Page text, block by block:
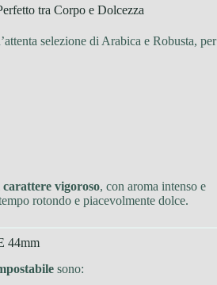
tra Corpo e Dolcezza
selezione di Arabica e Robusta, per
carattere vigoroso, con aroma intenso e
rotondo e piacevolmente dolce.
44mm
sono: